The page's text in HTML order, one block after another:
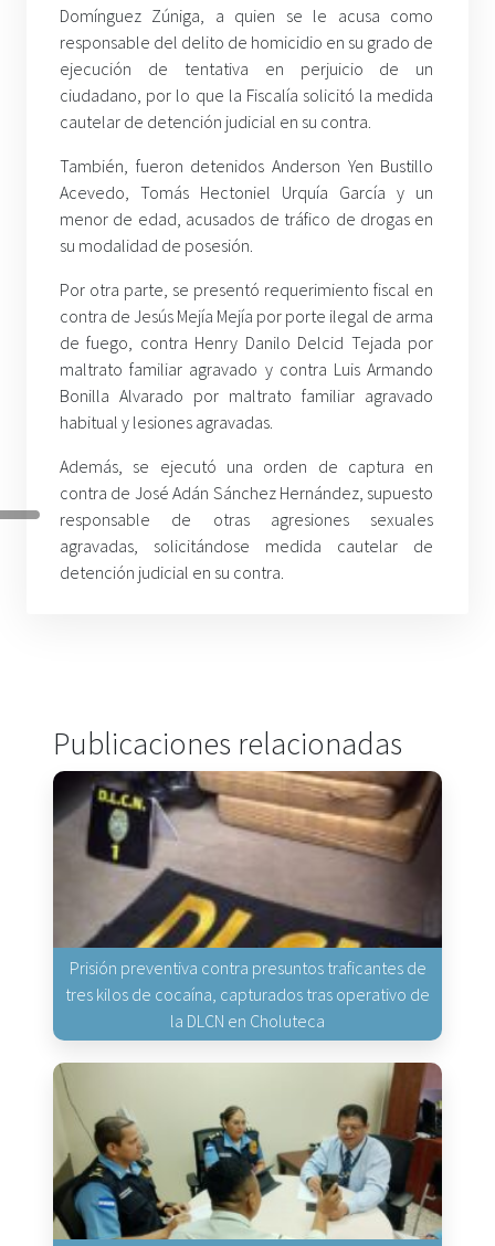
Domínguez Zúniga, a quien se le acusa como
responsable del delito de homicidio en su grado de
ejecución de tentativa en perjuicio de un
ciudadano, por lo que la Fiscalía solicitó la medida
cautelar de detención judicial en su contra.
También, fueron detenidos Anderson Yen Bustillo
Acevedo, Tomás Hectoniel Urquía García y un
menor de edad, acusados de tráfico de drogas en
su modalidad de posesión.
Por otra parte, se presentó requerimiento fiscal en
contra de Jesús Mejía Mejía por porte ilegal de arma
de fuego, contra Henry Danilo Delcid Tejada por
maltrato familiar agravado y contra Luis Armando
Bonilla Alvarado por maltrato familiar agravado
habitual y lesiones agravadas.
Además, se ejecutó una orden de captura en
contra de José Adán Sánchez Hernández, supuesto
responsable de otras agresiones sexuales
agravadas, solicitándose medida cautelar de
detención judicial en su contra.
Publicaciones relacionadas
Prisión preventiva contra presuntos traficantes de
tres kilos de cocaína, capturados tras operativo de
la DLCN en Choluteca